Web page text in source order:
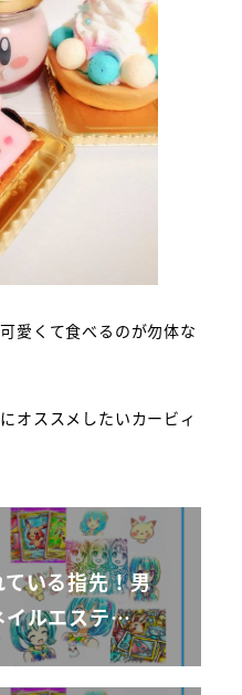
愛くて食べるのが勿体な
オススメしたいカービィ
いる指先！男
イルエステ…